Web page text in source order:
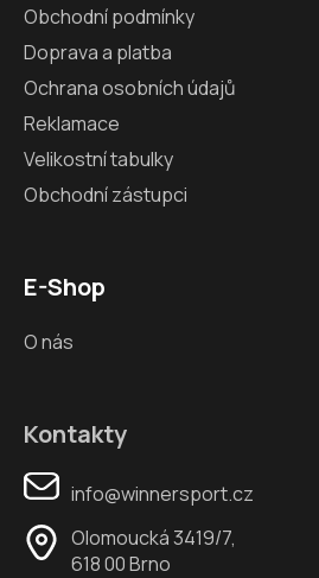
Obchodní podmínky
Doprava a platba
Ochrana osobních údajů
Reklamace
Velikostní tabulky
Obchodní zástupci
E-Shop
O nás
Kontakty
info@winnersport.cz
Olomoucká 3419/7,
618 00 Brno